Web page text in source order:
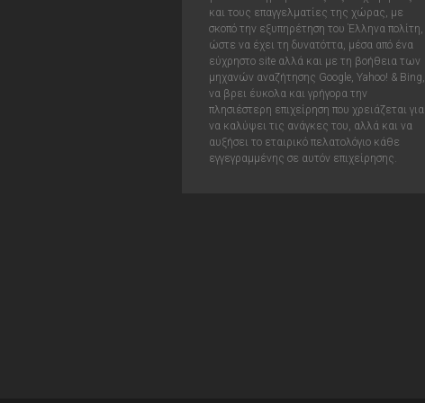
και τους επαγγελματίες της χώρας, με
σκοπό την εξυπηρέτηση του Έλληνα πολίτη,
ώστε να έχει τη δυνατόττα, μέσα από ένα
εύχρηστο site αλλά και με τη βοήθεια των
μηχανών αναζήτησης Google, Yahoo! & Bing,
να βρει έυκολα και γρήγορα την
πλησιέστερη επιχείρηση που χρειάζεται για
να καλύψει τις ανάγκες του, αλλά και να
αυξήσει το εταιρικό πελατολόγιο κάθε
εγγεγραμμένης σε αυτόν επιχείρησης.